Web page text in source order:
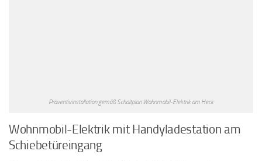
Präventivinstallation gemäß Schaltplan Wohnmobil-Elektrik am Heck
Wohnmobil-Elektrik mit Handyladestation am
Schiebetüreingang